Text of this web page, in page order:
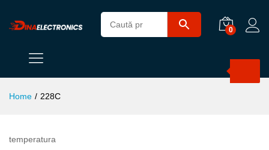
0
Home / 228C
temperatura